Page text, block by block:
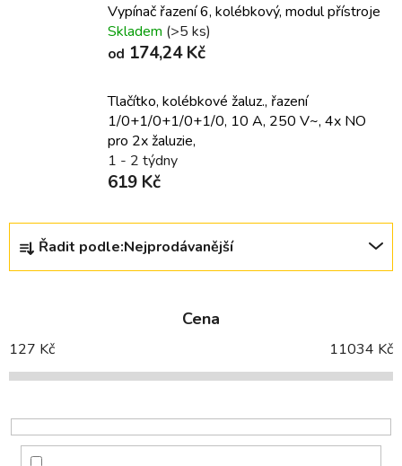
Vypínač řazení 6, kolébkový, modul přístroje
Skladem (>5 ks)
od 174,24 Kč
Tlačítko, kolébkové žaluz., řazení
1/0+1/0+1/0+1/0, 10 A, 250 V~, 4x NO
pro 2x žaluzie,
1 - 2 týdny
619 Kč
Ř
z
í
p
o
d
Řadit podle:Nejprodávanější
Cena
127 Kč 11034 Kč